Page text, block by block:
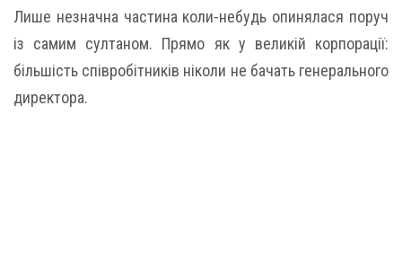
Лише незначна частина коли-небудь опинялася поруч
із самим султаном. Прямо як у великій корпорації:
більшість співробітників ніколи не бачать генерального
директора.